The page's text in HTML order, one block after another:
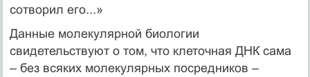
сотворил его...»
Данные молекулярной биологии
свидетельствуют о том, что клеточная ДНК сама
– без всяких молекулярных посредников –